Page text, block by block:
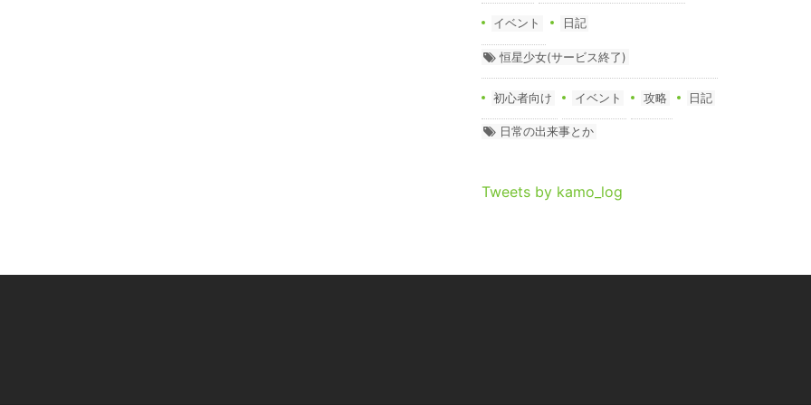
イベント 日記
恒星少女(サービス終了)
初心者向け イベント 攻略 日記
日常の出来事とか
Tweets by kamo_log